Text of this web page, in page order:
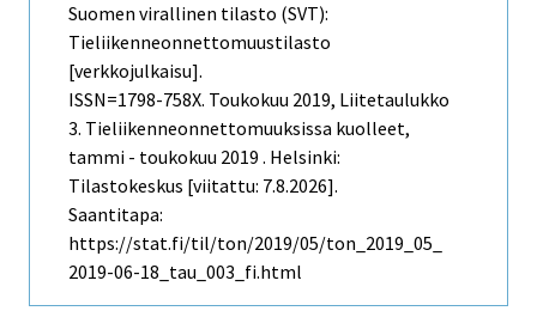
Suomen virallinen tilasto (SVT):
Tieliikenneonnettomuustilasto
[verkkojulkaisu].
ISSN=1798-758X. Toukokuu 2019, Liitetaulukko
3. Tieliikenneonnettomuuksissa kuolleet,
tammi - toukokuu 2019 . Helsinki:
Tilastokeskus [viitattu: 7.8.2026].
Saantitapa:
https://stat.fi/til/ton/2019/05/ton_2019_05_
2019-06-18_tau_003_fi.html